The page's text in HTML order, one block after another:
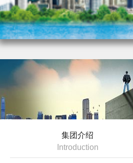
集团介绍
Introduction